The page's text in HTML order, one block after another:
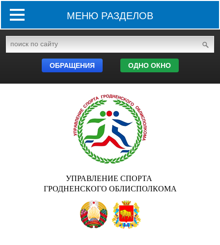
МЕНЮ РАЗДЕЛОВ
ОБРАЩЕНИЯ ОДНО ОКНО
УПРАВЛЕНИЕ СПОРТА
ГРОДНЕНСКОГО ОБЛИСПОЛКОМА